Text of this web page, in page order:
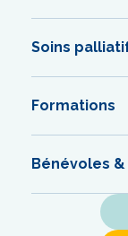
Soins
Formations
Bénévoles